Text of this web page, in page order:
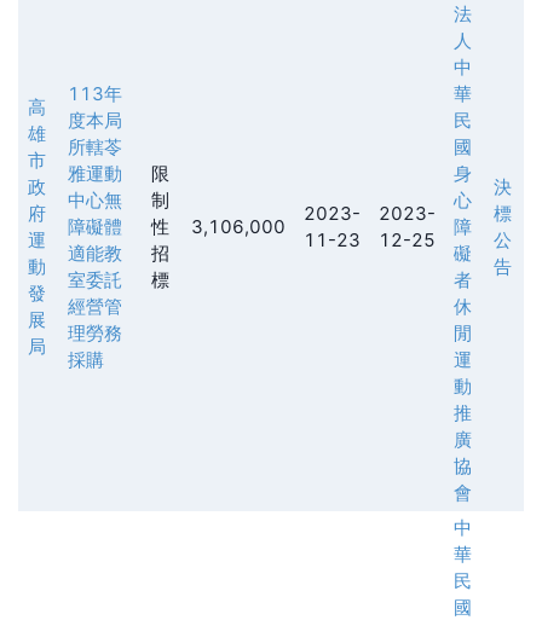
高
雄
市
政
府
運
動
發
展
局
113年
度本局
所轄苓
雅運動
中心無
障礙體
適能教
室委託
經營管
理勞務
採購
限
制
性
招
標
3,106,000
2023-
11-23
2023-
12-25
法
人
中
華
民
國
身
心
障
礙
者
休
閒
運
動
推
廣
協
會
決
標
公
告
中
華
民
國